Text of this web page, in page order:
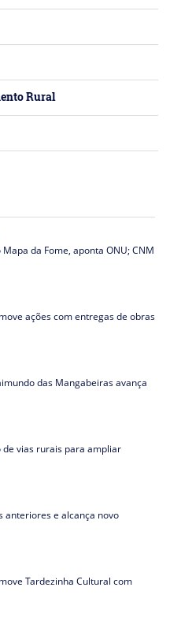
Rural
da Fome, aponta ONU; CNM
ações com entregas de obras
das Mangabeiras avança
vias rurais para ampliar
anteriores e alcança novo
Tardezinha Cultural com